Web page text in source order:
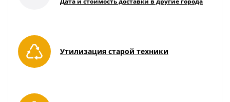
Утилизация старой техники